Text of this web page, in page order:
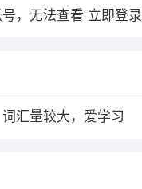
，无法查看 立即登录
汇量较大，爱学习